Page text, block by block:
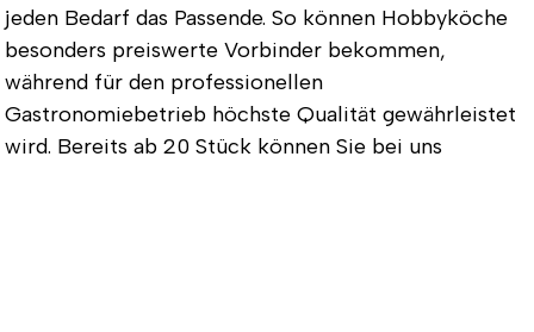
jeden Bedarf das Passende. So können Hobbyköche
besonders preiswerte Vorbinder bekommen,
während für den professionellen
Gastronomiebetrieb höchste Qualität gewährleistet
wird. Bereits ab 20 Stück können Sie bei uns